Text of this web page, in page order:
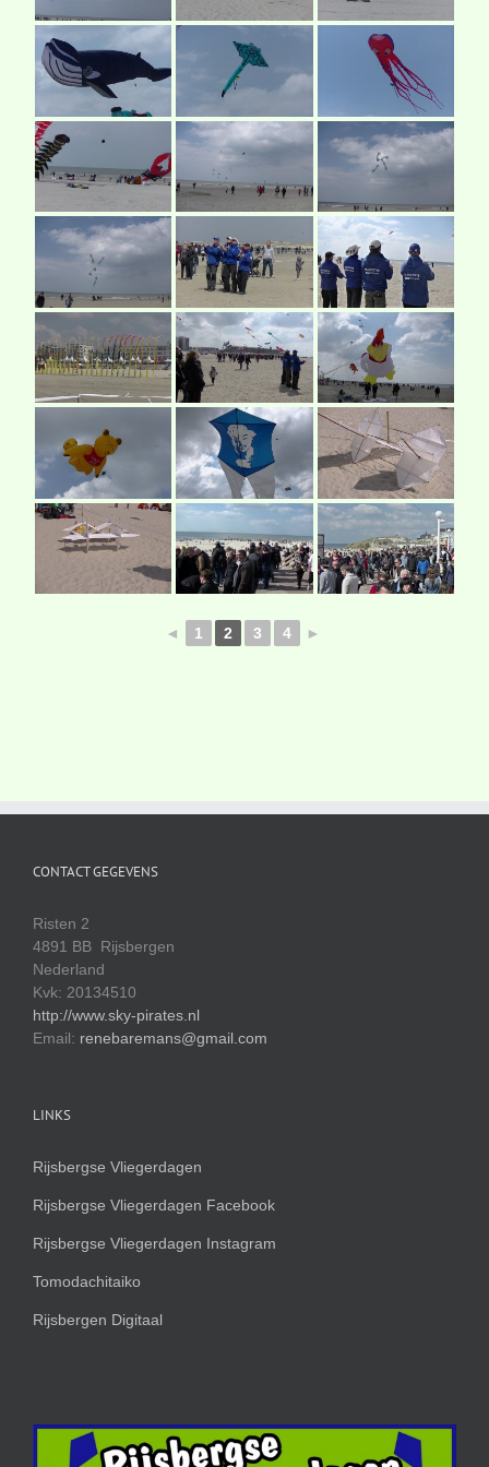
◄ 1 2 3 4 ►
CONTACT GEGEVENS
Risten 2
4891 BB Rijsbergen
Nederland
Kvk: 20134510
http://www.sky-pirates.nl
Email: renebaremans@gmail.com
LINKS
Rijsbergse Vliegerdagen
Rijsbergse Vliegerdagen Facebook
Rijsbergse Vliegerdagen Instagram
Tomodachitaiko
Rijsbergen Digitaal